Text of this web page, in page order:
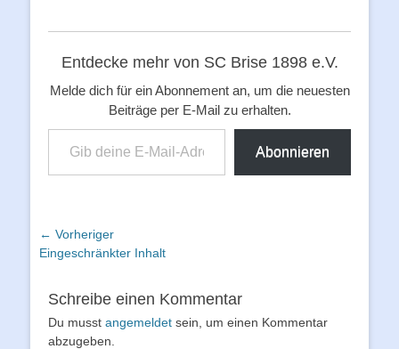
Entdecke mehr von SC Brise 1898 e.V.
Melde dich für ein Abonnement an, um die neuesten
Beiträge per E-Mail zu erhalten.
Gib deine E-Mail-Adresse ein ...
Abonnieren
Beitragsnavigation
← Vorheriger
Vorheriger
Eingeschränkter Inhalt
Schreibe einen Kommentar
Du musst angemeldet sein, um einen Kommentar
abzugeben.